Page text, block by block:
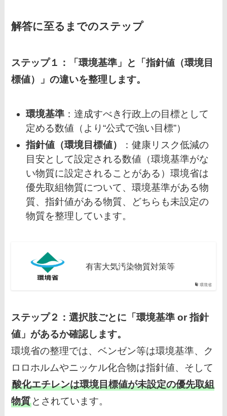
解答に至るまでのステップ
ステップ１：「環境基準」と「指針値（環境目
標値）」の違いを整理します。
環境基準：達成すべき行政上の目標として
定める数値（より“公式で強い目標”）
指針値（環境目標値）
：健康リスク低減の
目安として設定される数値（環境基準がな
い物質に設定されることがある）環境省は
優先取組物質について、環境基準がある物
質、指針値がある物質、どちらも未設定の
物質を整理しています。
環境省
有害大気汚染物質対策等
ステップ２：選択肢ごとに「環境基準 or 指針
値」があるか確認します。
環境省の整理では、ベンゼン等は環境基準、ク
ロロホルムやニッケル化合物は指針値、そして
酸化エチレンは環境目標値が未設定の優先取組
物質 とされています。